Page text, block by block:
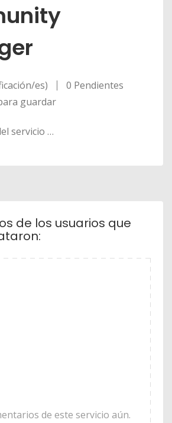
es)
0 Pendientes
guardar
servicio …
de los usuarios que
de este servicio aún.